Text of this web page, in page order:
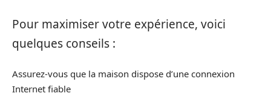
Pour maximiser votre expérience, voici
quelques conseils :
Assurez-vous que la maison dispose d’une connexion
Internet fiable